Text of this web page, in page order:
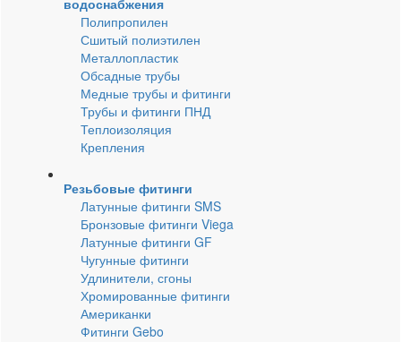
водоснабжения
Полипропилен
Сшитый полиэтилен
Металлопластик
Обсадные трубы
Медные трубы и фитинги
Трубы и фитинги ПНД
Теплоизоляция
Крепления
Резьбовые фитинги
Латунные фитинги SMS
Бронзовые фитинги Viega
Латунные фитинги GF
Чугунные фитинги
Удлинители, сгоны
Хромированные фитинги
Американки
Фитинги Gebo